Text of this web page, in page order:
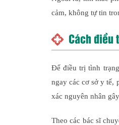
cảm, không tự tin
Cách điều
Để điều trị tình
ngay các cơ sở y tế,
xác nguyên nhân
Theo các bác sĩ